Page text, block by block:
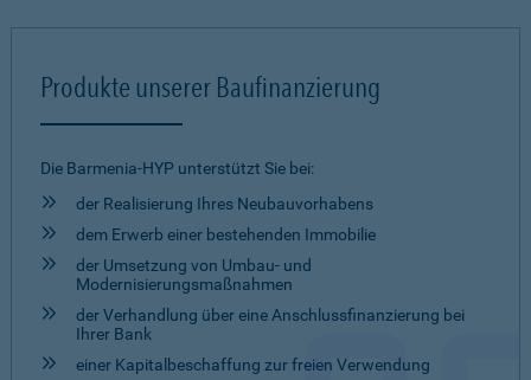
Produkte unserer Baufinanzierung
Die Barmenia-HYP unterstützt Sie bei:
der Realisierung Ihres Neubauvorhabens
dem Erwerb einer bestehenden Immobilie
der Umsetzung von Umbau- und
Modernisierungsmaßnahmen
der Verhandlung über eine Anschlussfinanzierung bei
Ihrer Bank
einer Kapitalbeschaffung zur freien Verwendung